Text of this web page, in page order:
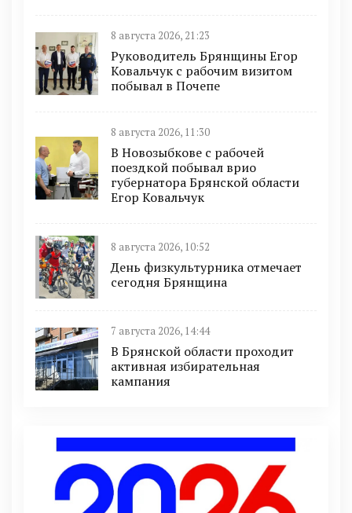
8 августа 2026, 21:23
Руководитель Брянщины Егор
Ковальчук с рабочим визитом
побывал в Почепе
8 августа 2026, 11:30
В Новозыбкове с рабочей
поездкой побывал врио
губернатора Брянской области
Егор Ковальчук
8 августа 2026, 10:52
День физкультурника отмечает
сегодня Брянщина
7 августа 2026, 14:44
В Брянской области проходит
активная избирательная
кампания